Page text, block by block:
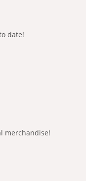
date!
merchandise!